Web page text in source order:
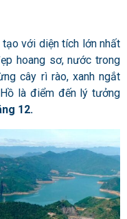
tạo với diện tích lớn nhất
hoang sơ, nước trong
cây rì rào, xanh ngắt
là điểm đến lý tưởng
12.